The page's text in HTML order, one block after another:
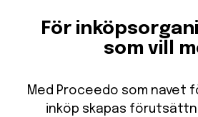
För
som vill
Med Proceedo som navet
inköp skapas